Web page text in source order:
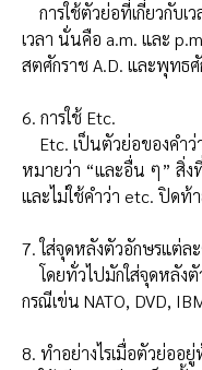
การใช้ตัวย่อที่เกี่ยวกับเ
เวลา นั่นคือ a.m. และ
สตศักราช A.D. และพุทธศั
6. การใช้ Etc.
Etc. เป็นตัวย่อของคำว่
หมายว่า “และอื่น ๆ” สิ่งที่
และไม่ใช้คำว่า etc. ปิดท้
7. ใส่จุดหลังตัวอักษรแต่ล
โดยทั่วไปมักใส่จุดหลังตั
กรณีเข่น NATO, DVD,
8. ทำอย่างไรเมื่อตัวย่ออ